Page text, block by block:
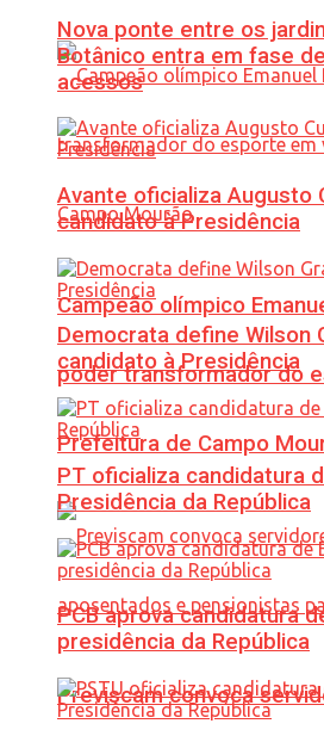
Campeão olímpico
poder transformador do
Prefeitura de Campo
Previscam convoca
Nova ponte entre os
Botânico entra em fase
acessos
Avante oficializa Augusto
candidato à Presidência
Democrata define Wilson
candidato à Presidência
PT oficializa candidatura
Presidência da República
PCB aprova candidatura
presidência da República